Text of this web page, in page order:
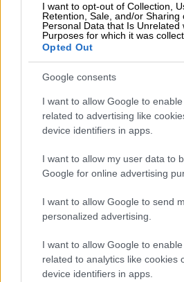
I want to opt-out of Collection,
Retention, Sale, and/or Sharing
Personal Data that Is Unrelated
Purposes for which it was
Opted Out
Google consents
I want to allow Google to
related to advertising like
device identifiers in apps.
I want to allow my user data to
Google for online advertising
I want to allow Google to send
personalized advertising.
I want to allow Google to
related to analytics like cookies
device identifiers in apps.
Απόψεις|16.12.2019 20:32
GNTM: Η «νικήτρια» και
μέλλον της στα
της μόδας
Ο διάβολος είναι αγνός,
να κάνει τίποτε άλλο
οι άνθρωποι της
«κακό» επιδίωκαν για το